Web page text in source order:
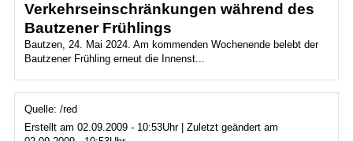
Verkehrseinschränkungen während des
Bautzener Frühlings
Bautzen, 24. Mai 2024. Am kommenden Wochenende belebt der
Bautzener Frühling erneut die Innenst...
Quelle: /red
Erstellt am 02.09.2009 - 10:53Uhr | Zuletzt geändert am